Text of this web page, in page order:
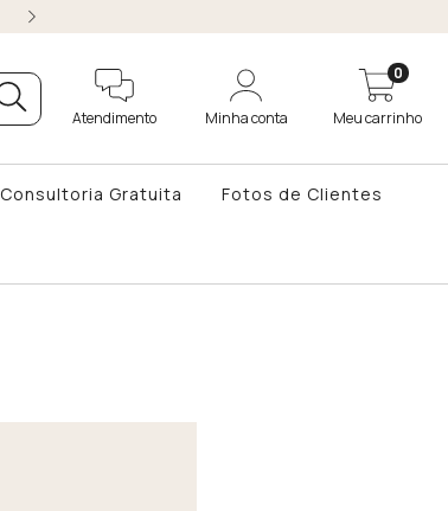
Atendimento Minha conta Meu carrinho
0
Consultoria Gratuita Fotos de Clientes